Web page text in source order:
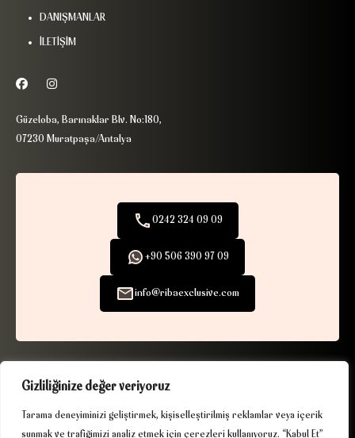
Gizliliğinize değer veriyoruz
Tarama deneyiminizi geliştirmek, kişiselleştirilmiş reklamlar veya içerik
sunmak ve trafiğimizi analiz etmek için çerezleri kullanıyoruz. “Kabul Et”
DANIŞMANLAR
İLETİŞİM
Güzeloba, Barınaklar Blv. No:180,
07230 Muratpaşa/Antalya
0242 324 09 09
+90 506 390 97 09
info@ribaexclusive.com
KVKK|Çerez Politikası| © 2025. Tüm hakları saklıdır.